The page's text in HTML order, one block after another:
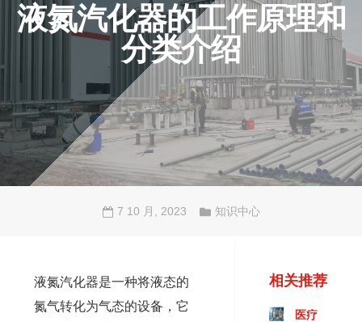
液氮汽化器的工作原理和
分类介绍
7 10 月, 2023 知识中心
液氮汽化器是一种将液态的
氮气转化为气态的设备，它
相关推荐
医疗